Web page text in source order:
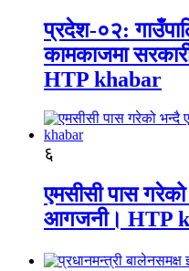
प्रदेश-०२:
कामकाजमा
HTP khabar
६
एमसीसी पास गरेको
आगजनी। HTP